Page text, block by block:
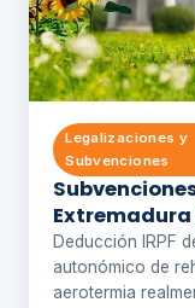
Legalizaciones y
Subvenciones
Deducción IRPF
autonómico de
aerotermia